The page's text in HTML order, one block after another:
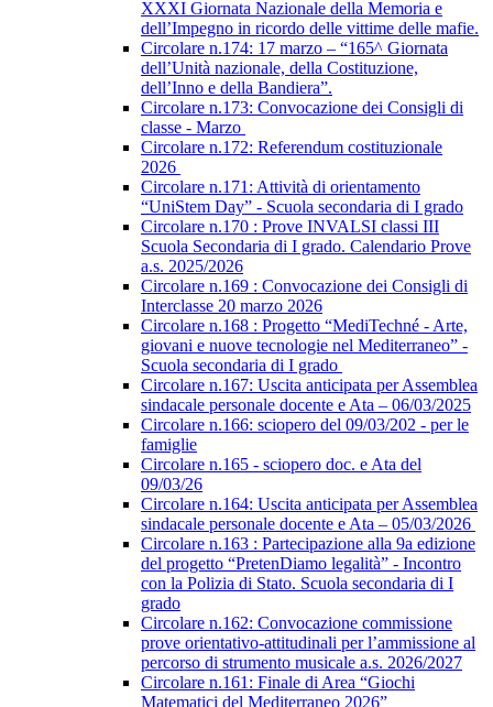
XXXI Giornata Nazionale della Memoria e
dell’Impegno in ricordo delle vittime delle mafie.
Circolare n.174: 17 marzo – “165^ Giornata
dell’Unità nazionale, della Costituzione,
dell’Inno e della Bandiera”.
Circolare n.173: Convocazione dei Consigli di
classe - Marzo
Circolare n.172: Referendum costituzionale
2026
Circolare n.171: Attività di orientamento
“UniStem Day” - Scuola secondaria di I grado
Circolare n.170 : Prove INVALSI classi III
Scuola Secondaria di I grado. Calendario Prove
a.s. 2025/2026
Circolare n.169 : Convocazione dei Consigli di
Interclasse 20 marzo 2026
Circolare n.168 : Progetto “MediTechné - Arte,
giovani e nuove tecnologie nel Mediterraneo” -
Scuola secondaria di I grado
Circolare n.167: Uscita anticipata per Assemblea
sindacale personale docente e Ata – 06/03/2025
Circolare n.166: sciopero del 09/03/202 - per le
famiglie
Circolare n.165 - sciopero doc. e Ata del
09/03/26
Circolare n.164: Uscita anticipata per Assemblea
sindacale personale docente e Ata – 05/03/2026
Circolare n.163 : Partecipazione alla 9a edizione
del progetto “PretenDiamo legalità” - Incontro
con la Polizia di Stato. Scuola secondaria di I
grado
Circolare n.162: Convocazione commissione
prove orientativo-attitudinali per l’ammissione al
percorso di strumento musicale a.s. 2026/2027
Circolare n.161: Finale di Area “Giochi
Matematici del Mediterraneo 2026”